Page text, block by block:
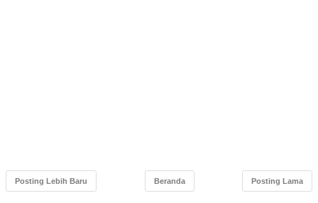
Posting Lebih Baru Posting Lama
Beranda